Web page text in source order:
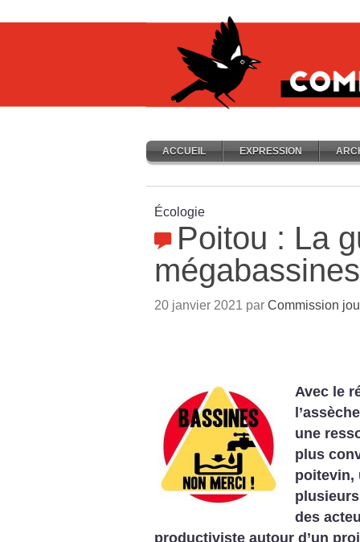
ACCUEIL EXPRESSION
Écologie
Poitou : La
20 janvier 2021 par Commission
Avec le
une
plus
poitevin,
des
productiviste autour d’un